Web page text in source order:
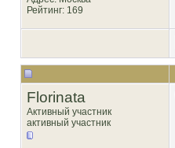
Рейтинг: 169
Florinata
Активный участник
активный участник